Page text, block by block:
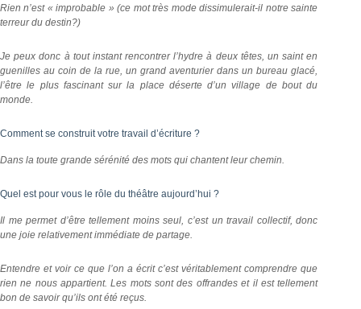
Rien n’est « improbable » (ce mot très mode dissimulerait-il notre sainte
terreur du destin?)
Je peux donc à tout instant rencontrer l’hydre à deux têtes, un saint en
guenilles au coin de la rue, un grand aventurier dans un bureau glacé,
l’être le plus fascinant sur la place déserte d’un village de bout du
monde.
Comment se construit votre travail d’écriture ?
Dans la toute grande sérénité des mots qui chantent leur chemin.
Quel est pour vous le rôle du théâtre aujourd’hui ?
Il me permet d’être tellement moins seul, c’est un travail collectif, donc
une joie relativement immédiate de partage.
Entendre et voir ce que l’on a écrit c’est véritablement comprendre que
rien ne nous appartient. Les mots sont des offrandes et il est tellement
bon de savoir qu’ils ont été reçus.